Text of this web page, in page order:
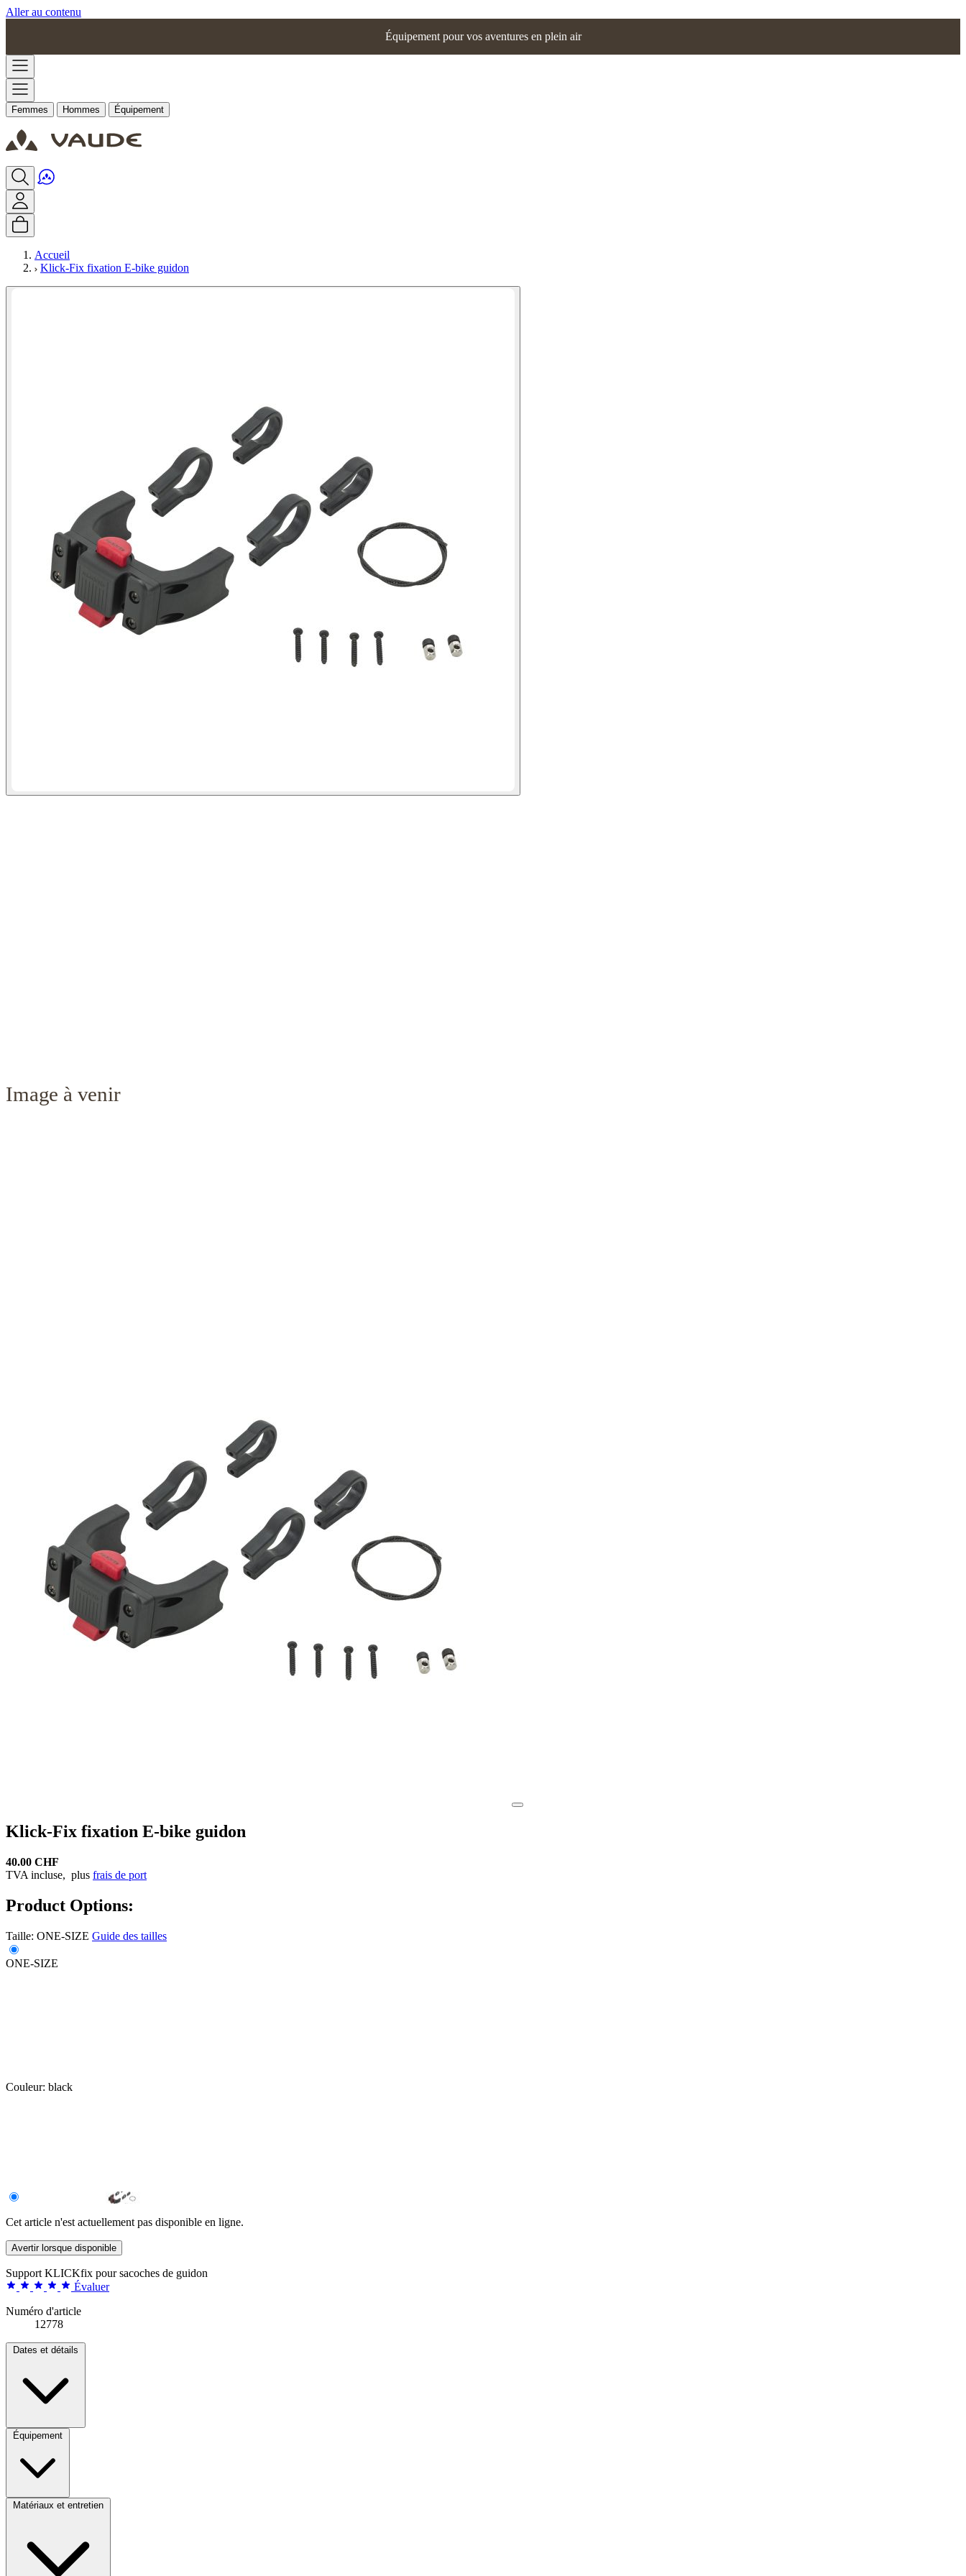
Aller au contenu
Équipement pour vos aventures en plein air
Femmes Hommes Équipement
Accueil
Klick-Fix fixation E-bike guidon
Klick-Fix fixation E-bike guidon
40.00 CHF
TVA incluse, plus frais de port
Product Options:
Taille: ONE-SIZE Guide des tailles
ONE-SIZE
Couleur: black
Cet article n'est actuellement pas disponible en ligne.
Avertir lorsque disponible
Support KLICKfix pour sacoches de guidon
Évaluer
Numéro d'article
12778
Dates et détails
Équipement
Matériaux et entretien